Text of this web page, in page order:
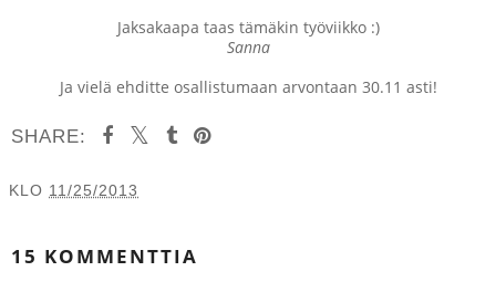
Jaksakaapa taas tämäkin työviikko :)
Sanna
Ja vielä ehditte osallistumaan arvontaan 30.11 asti!
SHARE:
KLO 11/25/2013
15 KOMMENTTIA